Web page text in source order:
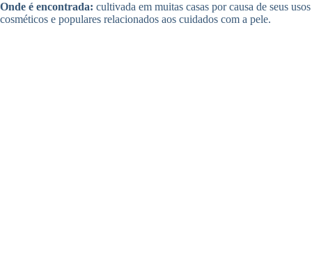
Onde é encontrada: cultivada em muitas casas por causa de seus usos
cosméticos e populares relacionados aos cuidados com a pele.